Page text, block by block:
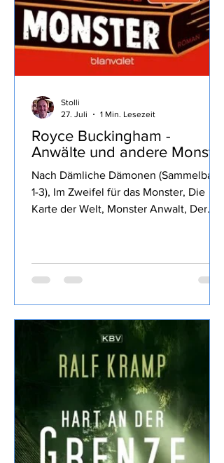
Royce Buckingham -
1-3), Im Zweifel für das Monster, Die
Karte der Welt, Monster Anwalt, Der
Die Klinge des Waldes, und Die
glorreichen Sechs von Royce
Buckingham ich mich für Anwälte und
andere Monster entschieden, den
Inhalt findet Ihr im o.a Link daher wie
üblich meine eigene Meinung: Fazit:
Nun, die vorigen Bände haben mir
besser gefallen, dass Dennis früh
sterben musste war ein
Stolli
27. Juli
1 Min. Lesezeit